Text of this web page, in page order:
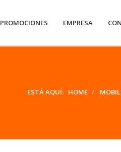
PROMOCIONES EMPRESA
ESTÁ AQUÍ: HOME